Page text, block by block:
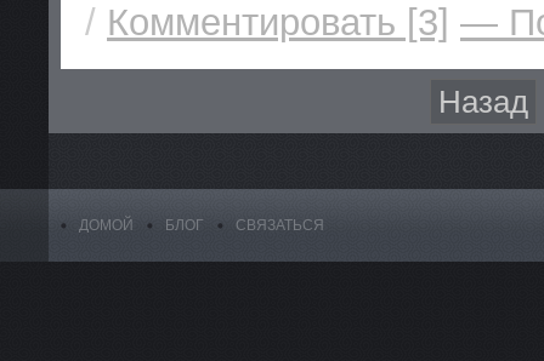
/ Комментировать [3] —
Назад
ДОМОЙ БЛОГ СВЯЗАТЬСЯ